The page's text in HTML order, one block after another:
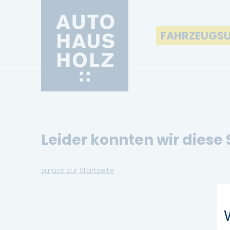
Leider konnten wir diese
zurück zur Startseite